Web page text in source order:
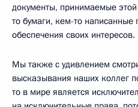
документы, принимаемые
то бумаги, кем-то написанные
обеспечения своих интересов.
Мы также с удивлением
высказывания наших коллег
то в мире является